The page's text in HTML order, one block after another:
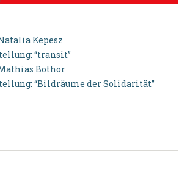
Kepesz
“transit”
Bothor
“Bildräume der Solidarität”